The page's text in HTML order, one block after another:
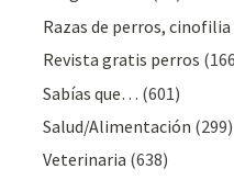
Razas de perros, cinofilia
Revista gratis perros
Sabías que… (601)
Salud/Alimentación (299)
Veterinaria (638)